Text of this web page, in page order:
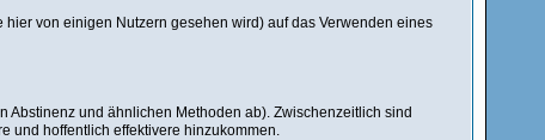
von einigen Nutzern gesehen wird) auf das Verwenden eines
und ähnlichen Methoden ab). Zwischenzeitlich sind
und hoffentlich effektivere hinzukommen.